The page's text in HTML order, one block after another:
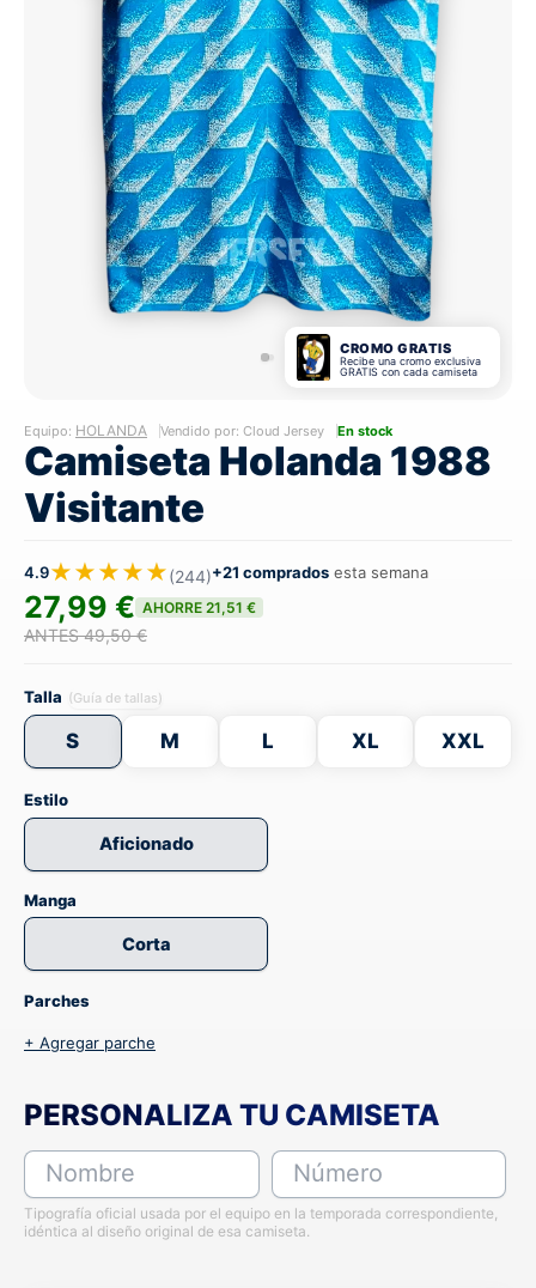
CROMO GRATIS
Recibe una cromo exclusiva
GRATIS con cada camiseta
Equipo: HOLANDA Vendido por: Cloud Jersey En stock
Camiseta Holanda 1988
Visitante
4.9★★★★★(244)+21 comprados esta semana
27,99 € AHORRE 21,51 €
ANTES 49,50 €
Talla (Guía de tallas)
S M L XL XXL
Estilo
Aficionado
Manga
Corta
Parches
+ Agregar parche
PERSONALIZA TU CAMISETA
Nombre Número
Tipografía oficial usada por el equipo en la temporada correspondiente,
idéntica al diseño original de esa camiseta.